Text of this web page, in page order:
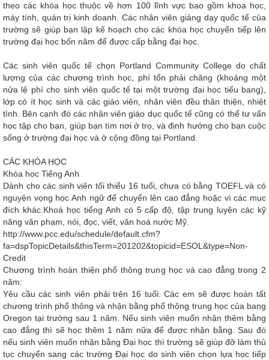
theo các khóa học thuộc về hơn 100 lĩnh vực bao gồm khoa học,
máy tính, quản trị kinh doanh. Các nhân viên giảng dạy quốc tế của
trường sẽ giúp bạn lập kế hoạch cho các khóa học chuyển tiếp lên
trường đại học bốn năm để được cấp bằng đại học.
Các sinh viên quốc tế chọn Portland Community College do chất
lượng của các chương trình học, phí tổn phải chăng (khoảng một
nửa lệ phí cho sinh viên quốc tế tại một trường đại học tiểu bang),
lớp có ít học sinh và các giáo viên, nhân viên đều thân thiện, nhiệt
tình. Bên cạnh đó các nhân viên giáo dục quốc tế cũng có thể tư vấn
học tập cho bạn, giúp bạn tìm nơi ở trọ, và định hướng cho bạn cuộc
sống ở trường đại học và ở cộng đồng tại Portland.
CÁC KHÓA HỌC
Khóa học Tiếng Anh
Dành cho các sinh viên tối thiểu 16 tuổi, chưa có bằng TOEFL và có
nguyện vọng học Anh ngữ để chuyển lên cao đẳng hoặc vì các mục
đích khác.Khoá học tiếng Anh có 5 cấp độ, tập trung luyện các kỹ
năng văn phạm, nói, đọc, viết, văn hoá nước Mỹ.
http://www.pcc.edu/schedule/default.cfm?
fa=dspTopicDetails&thisTerm=201202&topicid=ESOL&type=Non-
Credit
Chương trình hoàn thiện phổ thông trung học và cao đẳng trong 2
năm:
Yêu cầu các sinh viên phải trên 16 tuổi. Các em sẽ được hoàn tất
chương trình phổ thông và nhận bằng phổ thông trung học của bang
Oregon tại trường sau 1 năm. Nếu sinh viên muốn nhận thêm bằng
cao đẳng thì sẽ học thêm 1 năm nữa để được nhận bằng. Sau đó
nếu sinh viên muốn nhận bằng Đại học thì trường sẽ giúp đỡ làm thủ
tục chuyển sang các trường Đại học do sinh viên chọn lựa học tiếp